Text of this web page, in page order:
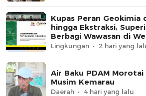
Kupas Peran Geokimia
hingga Ekstraksi,
Berbagi Wawasan di
UNG
Lingkungan 2 hari yang
Air Baku PDAM
Musim Kemarau
Daerah 4 hari yang lalu